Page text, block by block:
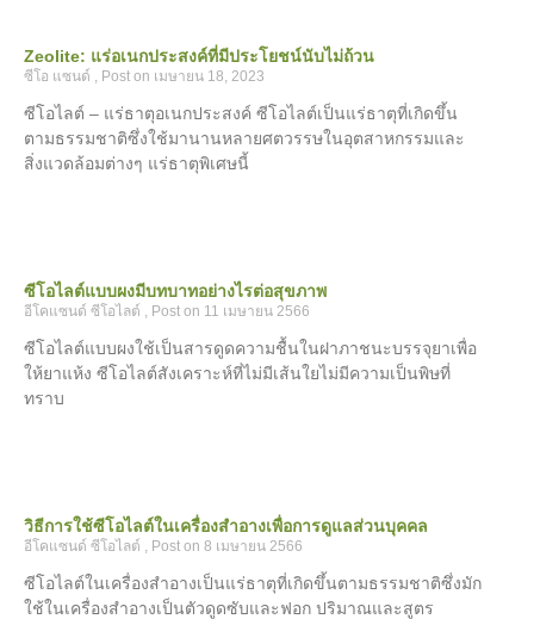
Zeolite: แร่อเนกประสงค์ที่มีประโยชน์นับไม่ถ้วน
ซีโอ แซนด์ เมษายน 18, 2023
ซีโอไลต์ – แร่ธาตุอเนกประสงค์ ซีโอไลต์เป็นแร่ธาตุที่เกิดขึ้น
ตามธรรมชาติซึ่งใช้มานานหลายศตวรรษในอุตสาหกรรมและ
สิ่งแวดล้อมต่างๆ แร่ธาตุพิเศษนี้
ซีโอไลต์แบบผงมีบทบาทอย่างไรต่อสุขภาพ
อีโคแซนด์ ซีโอไลต์ 11 เมษายน 2566
ซีโอไลต์แบบผงใช้เป็นสารดูดความชื้นในฝาภาชนะบรรจุยาเพื่อ
ให้ยาแห้ง ซีโอไลต์สังเคราะห์ที่ไม่มีเส้นใยไม่มีความเป็นพิษที่
ทราบ
วิธีการใช้ซีโอไลต์ในเครื่องสำอางเพื่อการดูแลส่วนบุคคล
อีโคแซนด์ ซีโอไลต์ 8 เมษายน 2566
ซีโอไลต์ในเครื่องสำอางเป็นแร่ธาตุที่เกิดขึ้นตามธรรมชาติซึ่งมัก
ใช้ในเครื่องสำอางเป็นตัวดูดซับและฟอก ปริมาณและสูตร